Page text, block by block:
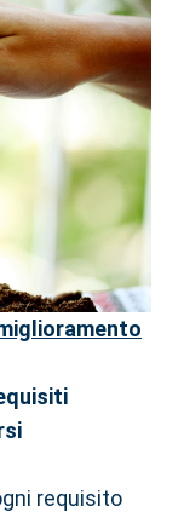
requisito